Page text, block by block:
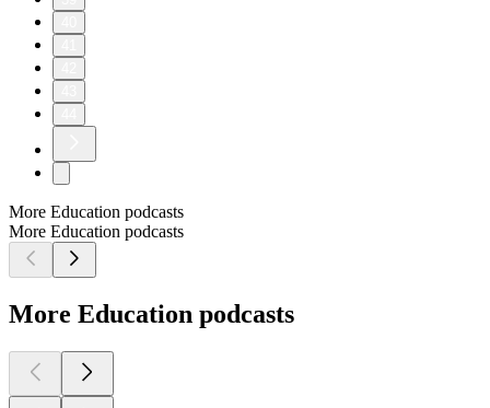
More Education podcasts
More Education podcasts
More Education podcasts